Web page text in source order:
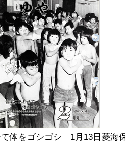
体をゴシゴシ 1月13日菱海